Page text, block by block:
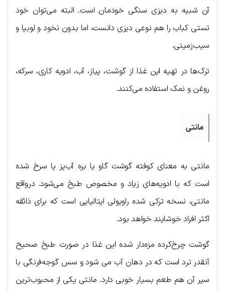
آن شبیه به دیزی سنگی خودمان است. البته می‌توان خود
تستی کباب را هم نوعی دیزی دانست، اما بدون نخود و لوبیا و
سیب‌زمینی.
ترک‌ها در تهیه این غذا از گوشت، پیاز، آب، ادویه کاری، سرکه،
روغن و نمک استفاده می‌کنند.
مانتی
مانتی به معنای کوفته گوشت گاو یا بره آب‌پز یا سرخ شده
است که با ادویه‌های زیاد و مخصوص طبخ می‌شود. درواقع
مانتی، نسخه ترکی شده راویولی ایتالیایی است که برای ذائقه
اکثر افراد خوشایند خواهد بود.
گوشت چرخ‌کرده مزه‌دار شده این غذا در صورت طبخ صحیح
آنقدر ترد است که در دهان آب می شود و سس گوجه‌فرنگی با
سیر آن هم طعم بسیار خوبی دارد. مانتی یکی از محبوب‌ترین